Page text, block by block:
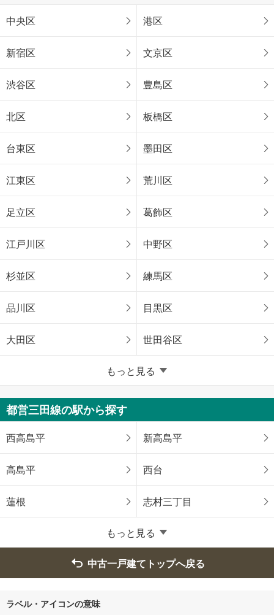
中央区 港区
新宿区 文京区
渋谷区 豊島区
北区 板橋区
台東区 墨田区
江東区 荒川区
足立区 葛飾区
江戸川区 中野区
杉並区 練馬区
品川区 目黒区
大田区 世田谷区
八王子市 立川市
武蔵野市 三鷹市
青梅市 府中市
昭島市 調布市
小金井市
日野市
もっと見る
都営三田線の駅から探す
西高島平 新高島平
高島平 西台
蓮根 志村三丁目
もっと見る
中古一戸建てトップへ戻る
ラベル・アイコンの意味